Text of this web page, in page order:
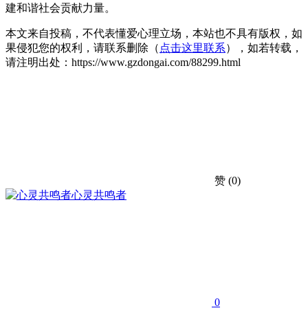
建和谐社会贡献力量。
本文来自投稿，不代表懂爱心理立场，本站也不具有版权，如
果侵犯您的权利，请联系删除（ 点击这里联系），如若转载，
请注明出处：https://www.gzdongai.com/88299.html
赞 (0)
心灵共鸣者
0